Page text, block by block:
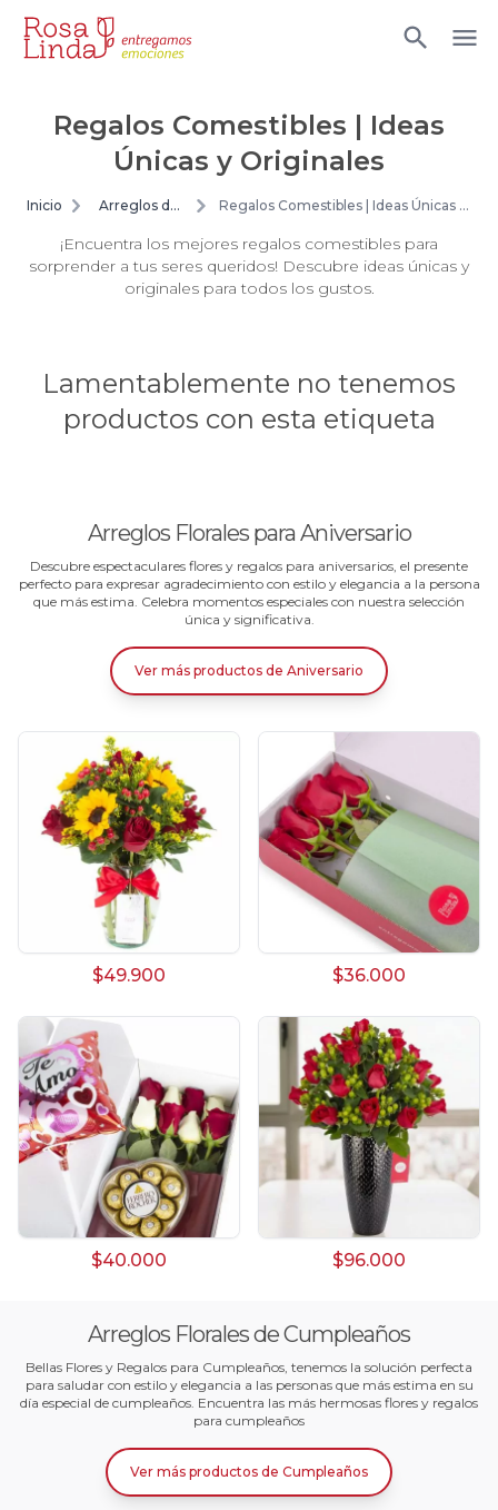
Regalos Comestibles | Ideas
Únicas y Originales
Inicio
Arreglos de
Regalos Comestibles | Ideas Únicas y
¡Encuentra los mejores regalos comestibles para
sorprender a tus seres queridos! Descubre ideas únicas y
originales para todos los gustos.
Lamentablemente no tenemos
productos con esta etiqueta
Arreglos Florales para Aniversario
Descubre espectaculares flores y regalos para aniversarios, el presente
perfecto para expresar agradecimiento con estilo y elegancia a la persona
que más estima. Celebra momentos especiales con nuestra selección
única y significativa.
Ver más productos de Aniversario
$49.900 $36.000
$40.000 $96.000
Arreglos Florales de Cumpleaños
Bellas Flores y Regalos para Cumpleaños, tenemos la solución perfecta
para saludar con estilo y elegancia a las personas que más estima en su
día especial de cumpleaños. Encuentra las más hermosas flores y regalos
para cumpleaños
Ver más productos de Cumpleaños